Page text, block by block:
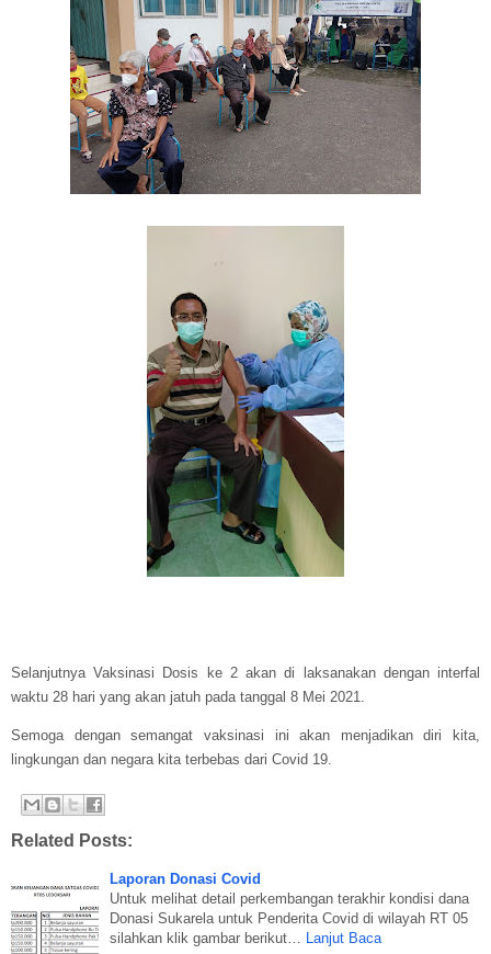
Selanjutnya Vaksinasi Dosis ke 2 akan di laksanakan dengan interfal
waktu 28 hari yang akan jatuh pada tanggal 8 Mei 2021.
Semoga dengan semangat vaksinasi ini akan menjadikan diri kita,
lingkungan dan negara kita terbebas dari Covid 19.
Related Posts:
Laporan Donasi Covid
Untuk melihat detail perkembangan terakhir kondisi dana
Donasi Sukarela untuk Penderita Covid di wilayah RT 05
silahkan klik gambar berikut…
Lanjut Baca